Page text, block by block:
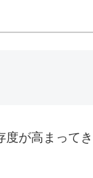
が高まってき